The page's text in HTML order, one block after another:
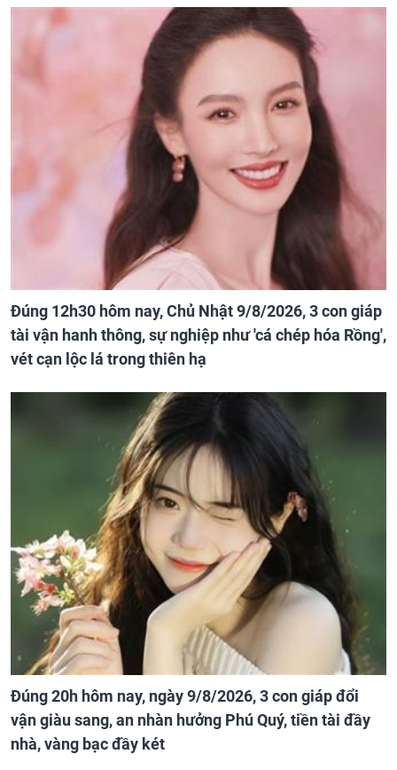
Đúng 12h30 hôm nay, Chủ Nhật 9/8/2026, 3 con giáp
tài vận hanh thông, sự nghiệp như 'cá chép hóa Rồng',
vét cạn lộc lá trong thiên hạ
Đúng 20h hôm nay, ngày 9/8/2026, 3 con giáp đổi
vận giàu sang, an nhàn hưởng Phú Quý, tiền tài đầy
nhà, vàng bạc đầy két